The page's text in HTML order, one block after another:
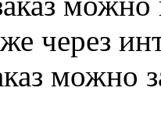
через
можно